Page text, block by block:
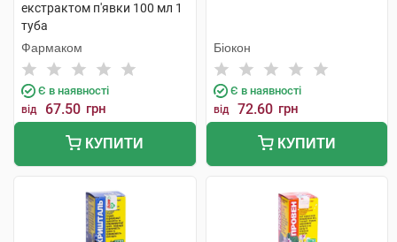
екстрактом п'явки 100 мл 1
туба
Фармаком
Є в наявності
від 67.50 грн
КУПИТИ
Біокон
Є в наявності
від 72.60 грн
КУПИТИ